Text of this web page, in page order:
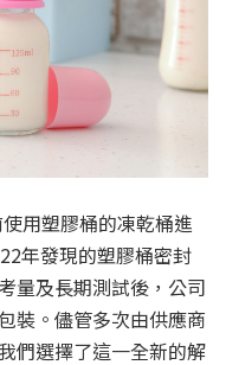
用塑膠桶的凍乾桶進
年發現的塑膠桶密封
量及長期測試後，公司
裝。儘管多次由供應商
們選擇了這一全新的解